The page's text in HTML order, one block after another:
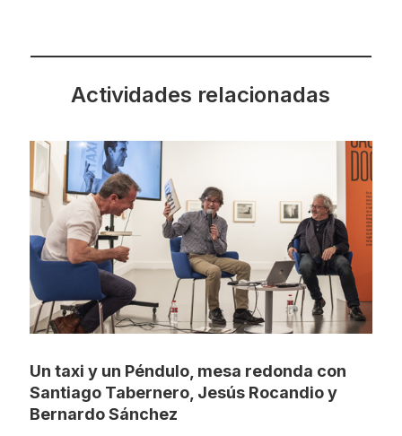
Actividades relacionadas
Un taxi y un Péndulo, mesa redonda con
Santiago Tabernero, Jesús Rocandio y
Bernardo Sánchez